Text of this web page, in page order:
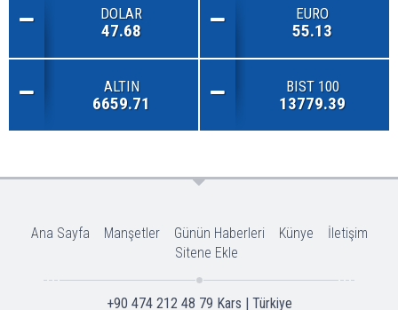
DOLAR
47.68
EURO
55.13
ALTIN
6659.71
BIST 100
13779.39
Ana Sayfa Manşetler Günün Haberleri Künye
İletişim
Sitene Ekle
+90 474 212 48 79 Kars | Türkiye